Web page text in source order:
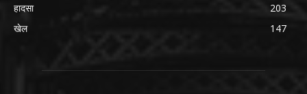
हादसा
203
खेल
147